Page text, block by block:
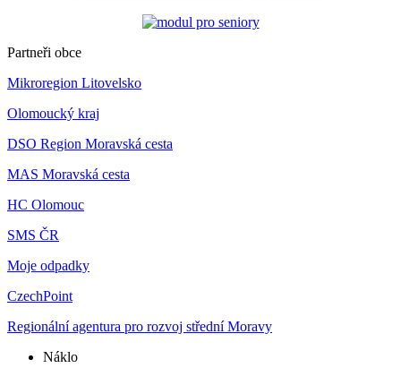
Partneři obce
Mikroregion Litovelsko
Olomoucký kraj
DSO Region Moravská cesta
MAS Moravská cesta
HC Olomouc
SMS ČR
Moje odpadky
CzechPoint
Regionální agentura pro rozvoj střední Moravy
Náklo